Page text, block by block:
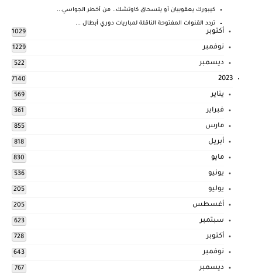
كيبورك يعقوبيان أو يتسحاق كاوتشك.. من أخطر الجواسي...
تردد القنوات المفتوحة الناقلة لمباريات دوري أبطال ...
أكتوبر 1029
نوفمبر 1229
ديسمبر 522
2023
7140
يناير 569
فبراير 361
مارس 855
أبريل 818
مايو 830
يونيو 536
يوليو 205
أغسطس 205
سبتمبر 623
أكتوبر 728
نوفمبر 643
ديسمبر 767